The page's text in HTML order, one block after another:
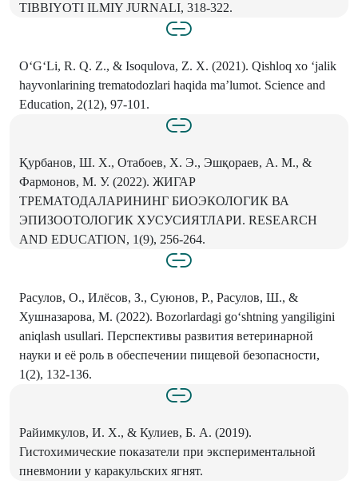
TIBBIYOTI ILMIY JURNALI, 318-322.
O‘G‘Li, R. Q. Z., & Isoqulova, Z. X. (2021). Qishloq xo ‘jalik
hayvonlarining trematodozlari haqida ma’lumot. Science and
Education, 2(12), 97-101.
Қурбанов, Ш. Х., Отабоев, Х. Э., Эшқораев, А. М., &
Фармонов, М. У. (2022). ЖИГАР
ТРЕМАТОДАЛАРИНИНГ БИОЭКОЛОГИК ВА
ЭПИЗООТОЛОГИК ХУСУСИЯТЛАРИ. RESEARCH
AND EDUCATION, 1(9), 256-264.
Расулов, О., Илёсов, З., Суюнов, Р., Расулов, Ш., &
Хушназарова, М. (2022). Bozorlardagi go‘shtning yangiligini
aniqlash usullari. Перспективы развития ветеринарной
науки и её роль в обеспечении пищевой безопасности,
1(2), 132-136.
Райимкулов, И. Х., & Кулиев, Б. А. (2019).
Гистохимические показатели при экспериментальной
пневмонии у каракульских ягнят.